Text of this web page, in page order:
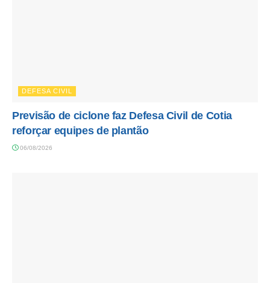
DEFESA CIVIL
Previsão de ciclone faz Defesa Civil de Cotia
reforçar equipes de plantão
06/08/2026